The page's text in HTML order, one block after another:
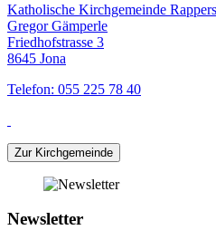
Katholische Kirchgemeinde
Gregor Gämperle
Friedhofstrasse 3
8645 Jona
Telefon: 055 225 78 40
Zur Kirchgemeinde
Newsletter